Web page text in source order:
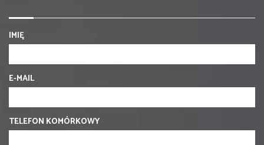
IMIĘ
E-MAIL
TELEFON KOMÓRKOWY